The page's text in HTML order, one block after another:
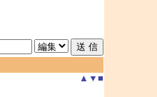
▲ ▼ ■